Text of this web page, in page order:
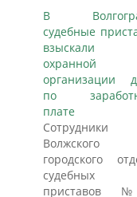
В
судебные
охранной
организации
по
плате
Сотрудники
Волжского
городского
судебных
приставов